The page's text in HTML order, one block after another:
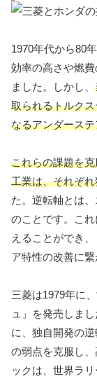
1970年代から80
効率の高さや燃
ました。しかし、
取られるトルク
なるアンダース
これらの課題を
工業は、それぞ
た。逆転軸とは
のことです。こ
えることができ
ア特性の改善に繋
三菱は1979年に
ュ」を発売しま
に、独自開発の
の弱点を克服し
ックは、世界ラ